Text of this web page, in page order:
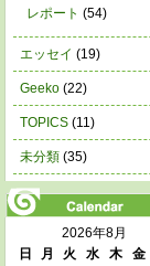
レポート (54)
エッセイ (19)
Geeko (22)
TOPICS (11)
未分類 (35)
2026年8月
日
月 火 水 木 金